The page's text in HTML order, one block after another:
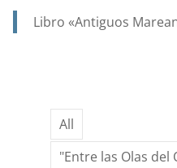
ANA.
Libro «Antiguos
All
"Entre las Olas del